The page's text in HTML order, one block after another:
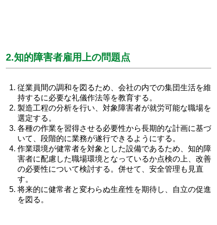
2.知的障害者雇用上の問題点
従業員間の調和を図るため、会社の内での集団生活を維
持するに必要な礼儀作法等を教育する。
製造工程の分析を行い、対象障害者が就労可能な職場を
選定する。
各種の作業を習得させる必要性から長期的な計画に基づ
いて、段階的に業務が遂行できるようにする。
作業環境が健常者を対象とした設備であるため、知的障
害者に配慮した職場環境となっているか点検の上、改善
の必要性について検討する。併せて、安全管理も見直
す。
将来的に健常者と変わらぬ生産性を期待し、自立の促進
を図る。